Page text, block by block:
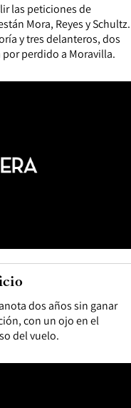
las peticiones de
Mora, Reyes y Schultz.
y tres delanteros, dos
perdido a Moravilla.
dos años sin ganar
con un ojo en el
del vuelo.